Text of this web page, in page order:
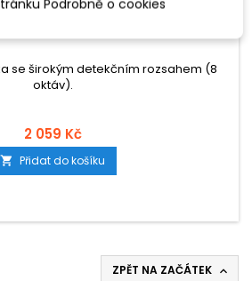
se širokým detekčním rozsahem (8
oktáv).
2 059 Kč
 Přidat do košíku
ZPĚT NA ZAČÁTEK 
Podrobně o cookies